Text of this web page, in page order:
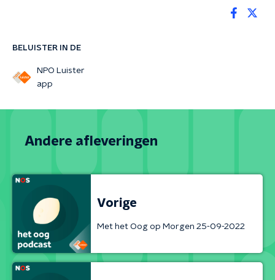
BELUISTER IN DE
NPO Luister
app
Andere afleveringen
Vorige
Met het Oog op Morgen 25-09-2022